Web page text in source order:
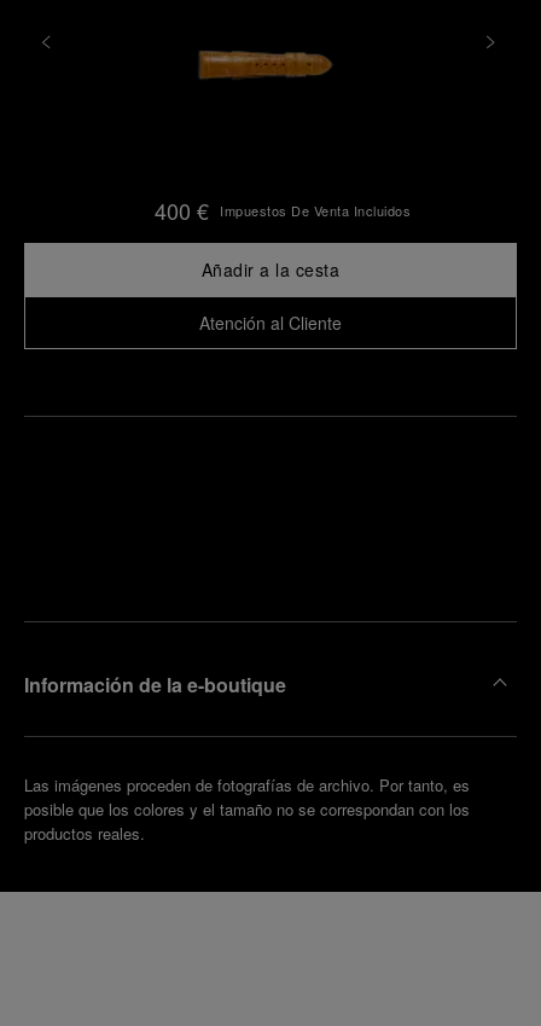
400 € Impuestos De Venta Incluidos
Añadir a la cesta
Atención al Cliente
Información de la e-boutique
Las imágenes proceden de fotografías de archivo. Por tanto, es
posible que los colores y el tamaño no se correspondan con los
productos reales.